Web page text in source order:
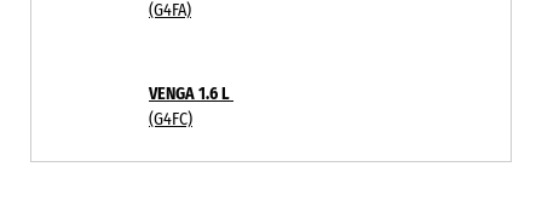
(G4FA)
VENGA 1.6 L
(G4FC)